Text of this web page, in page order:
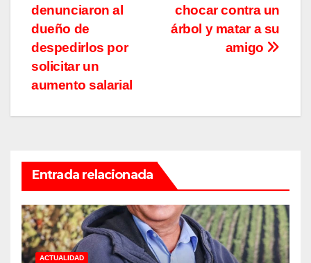
chocar contra un
árbol y matar a su
amigo
denunciaron al
dueño de
despedirlos por
solicitar un
aumento salarial
Entrada relacionada
ACTUALIDAD